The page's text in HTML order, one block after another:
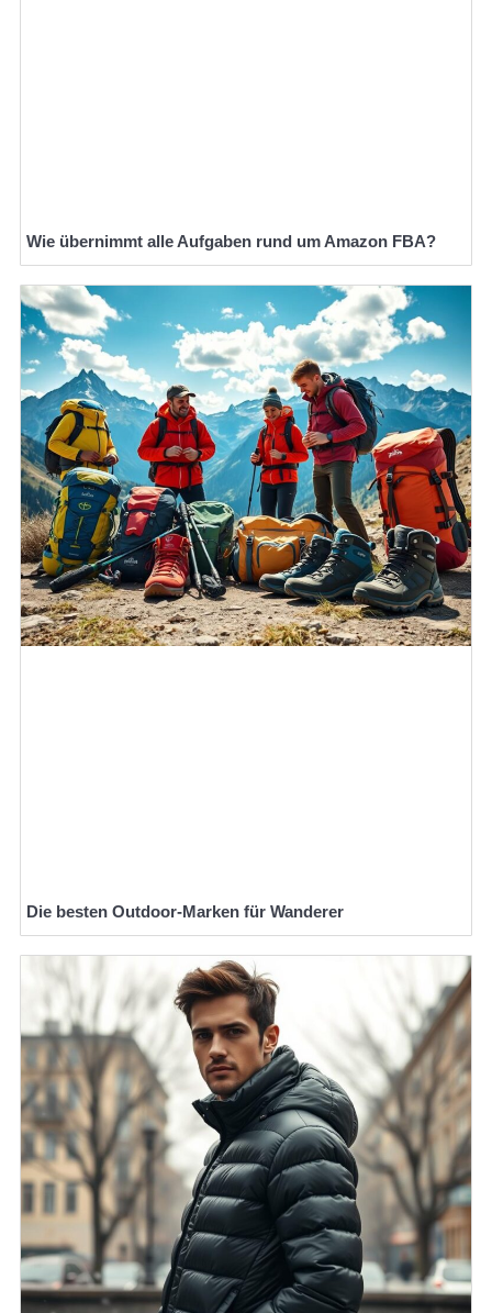
Wie übernimmt alle Aufgaben rund um Amazon FBA?
Die besten Outdoor-Marken für Wanderer